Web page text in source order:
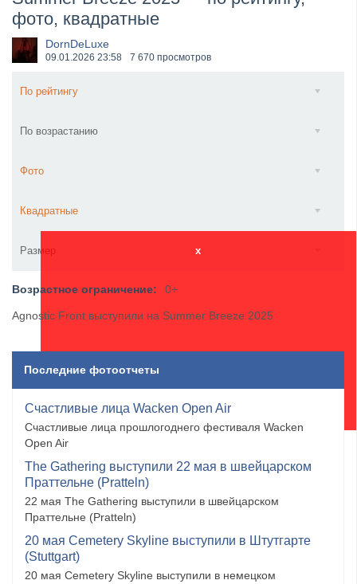
​Anthrax выпустили новый сингл и клип «Everybod...
фото, квадратные
DornDeLuxe
09.01.2026 23:58 7 670 просмотров
По рейтингу
По возрастанию
Фото
Квадратные
Размер x
Возрастное ограничение: 0+
Agnostic Front выступили на Summer Breeze 2025
Последние фотоотчеты
Счастливые лица Wacken Open Air
Счастливые лица прошлогоднего фестиваля Wacken
Open Air
The Gathering выступили 22 мая в швейцарском
Праттельне (Pratteln)
22 мая The Gathering выступили в швейцарском
Праттельне (Pratteln)
20 мая Cemetery Skyline выступили в Штутгарте
(Stuttgart)
20 мая Cemetery Skyline выступили в немецком